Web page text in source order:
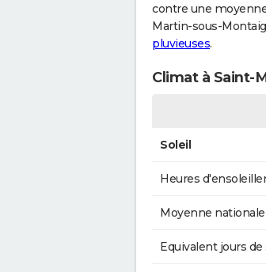
contre une
Martin-sous-
pluvieuses.
Climat à Saint-
Soleil
Heures
Moyenne nationale
Equivalent jours de